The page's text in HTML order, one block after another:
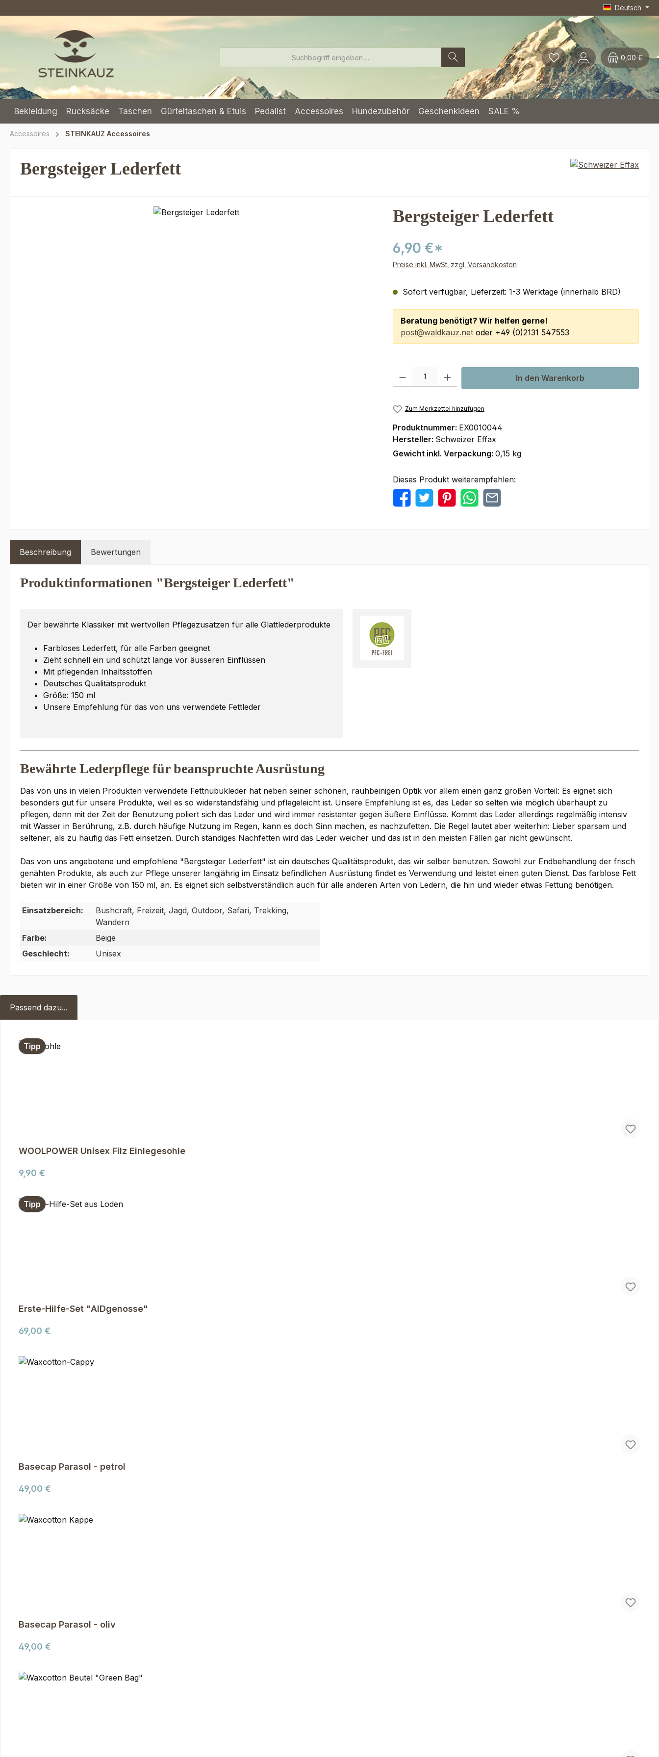
Deutsch
0,00 €
Bekleidung Rucksäcke Taschen Gürteltaschen & Etuis Pedalist Accessoires Hundezubehör Geschenkideen SALE %
Accessoires STEINKAUZ Accessoires
Bergsteiger Lederfett
Bergsteiger Lederfett
6,90 €*
Preise inkl. MwSt. zzgl. Versandkosten
Sofort verfügbar, Lieferzeit: 1-3 Werktage (innerhalb BRD)
Beratung benötigt? Wir helfen gerne!
post@waldkauz.netoder +49 (0)2131 547553
Produkt Anzahl: Gib den gewünschten Wert ein oder benutze die Schaltflächen
In den Warenkorb
Zum Merkzettel hinzufügen
Produktnummer: EX0010044
Hersteller: Schweizer Effax
Gewicht inkl. Verpackung: 0,15 kg
Dieses Produkt weiterempfehlen:
Beschreibung Bewertungen
Produktinformationen "Bergsteiger Lederfett"
Der bewährte Klassiker mit wertvollen Pflegezusätzen für alle Glattlederprodukte
Farbloses Lederfett, für alle Farben geeignet
Zieht schnell ein und schützt lange vor äusseren Einflüssen
Mit pflegenden Inhaltsstoffen
Deutsches Qualitätsprodukt
Größe: 150 ml
Unsere Empfehlung für das von uns verwendete Fettleder
Bewährte Lederpflege für beanspruchte Ausrüstung
Das von uns in vielen Produkten verwendete Fettnubukleder hat neben seiner schönen, rauhbeinigen Optik vor allem einen ganz großen Vorteil: Es eignet sich
besonders gut für unsere Produkte, weil es so widerstandsfähig und pflegeleicht ist. Unsere Empfehlung ist es, das Leder so selten wie möglich überhaupt zu
pflegen, denn mit der Zeit der Benutzung poliert sich das Leder und wird immer resistenter gegen äußere Einflüsse. Kommt das Leder allerdings regelmäßig intensiv
mit Wasser in Berührung, z.B. durch häufige Nutzung im Regen, kann es doch Sinn machen, es nachzufetten. Die Regel lautet aber weiterhin: Lieber sparsam und
seltener, als zu häufig das Fett einsetzen. Durch ständiges Nachfetten wird das Leder weicher und das ist in den meisten Fällen gar nicht gewünscht.
Das von uns angebotene und empfohlene "Bergsteiger Lederfett" ist ein deutsches Qualitätsprodukt, das wir selber benutzen. Sowohl zur Endbehandlung der frisch
genähten Produkte, als auch zur Pflege unserer langjährig im Einsatz befindlichen Ausrüstung findet es Verwendung und leistet einen guten Dienst. Das farblose Fett
bieten wir in einer Größe von 150 ml, an. Es eignet sich selbstverständlich auch für alle anderen Arten von Ledern, die hin und wieder etwas Fettung benötigen.
Einsatzbereich:
Bushcraft, Freizeit, Jagd, Outdoor, Safari, Trekking,
Wandern
Farbe:
Beige
Geschlecht:
Unisex
Passend dazu...
Tipp
WOOLPOWER Unisex Filz Einlegesohle
Regulärer Preis:
9,90 €
Tipp
Erste-Hilfe-Set "AIDgenosse"
Regulärer Preis:
69,00 €
Basecap Parasol - petrol
Regulärer Preis:
49,00 €
Basecap Parasol - oliv
Regulärer Preis:
49,00 €